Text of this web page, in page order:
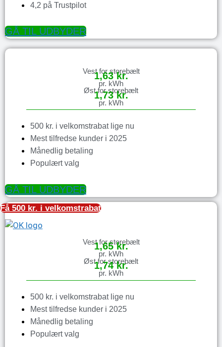
4,2 på Trustpilot
GÅ TIL UDBYDER
Vest for storebælt
1,63 kr.
pr. kWh
Øst for storebælt
1,73 kr.
pr. kWh
500 kr. i velkomstrabat lige nu
Mest tilfredse kunder i 2025
Månedlig betaling
Populært valg
GÅ TIL UDBYDER
Få 500 kr. i velkomstrabat
Vest for storebælt
1,65 kr.
pr. kWh
Øst for storebælt
1,74 kr.
pr. kWh
500 kr. i velkomstrabat lige nu
Mest tilfredse kunder i 2025
Månedlig betaling
Populært valg